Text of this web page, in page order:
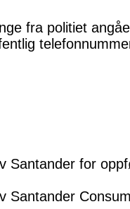
fra politiet
Santander for
Santander